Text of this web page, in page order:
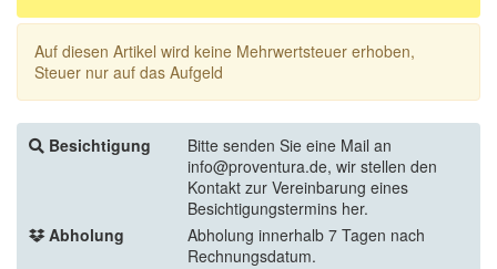
Auf diesen Artikel wird keine Mehrwertsteuer erhoben,
Steuer nur auf das Aufgeld
Besichtigung
Bitte senden Sie eine Mail an
info@proventura.de, wir stellen den
Kontakt zur Vereinbarung eines
Besichtigungstermins her.
Abholung
Abholung innerhalb 7 Tagen nach
Rechnungsdatum.